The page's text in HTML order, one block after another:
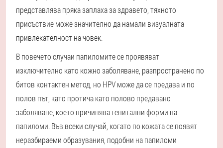
представлява пряка заплаха за здравето, тяхното
присъствие може значително да намали визуалната
привлекателност на човек.
В повечето случаи папиломите се проявяват
изключително като кожно заболяване, разпространено по
битов контактен метод, но HPV може да се предава и по
полов път, като протича като полово предавано
заболяване, което причинява генитални форми на
папиломи. Във всеки случай, когато по кожата се появят
неразбираеми образувания, подобни на папиломи